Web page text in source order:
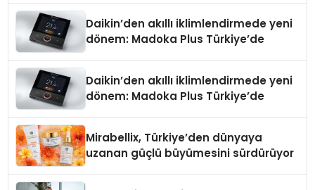
Daikin’den akıllı iklimlendirmede yeni
dönem: Madoka Plus Türkiye’de
Daikin’den akıllı iklimlendirmede yeni
dönem: Madoka Plus Türkiye’de
Mirabellix, Türkiye’den dünyaya
uzanan güçlü büyümesini sürdürüyor